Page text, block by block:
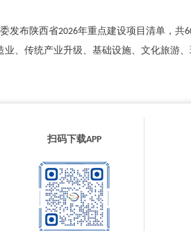
发布陕西省2026年重点建设项目清单，
业、传统产业升级、基础设施、文化旅游
扫码下载APP